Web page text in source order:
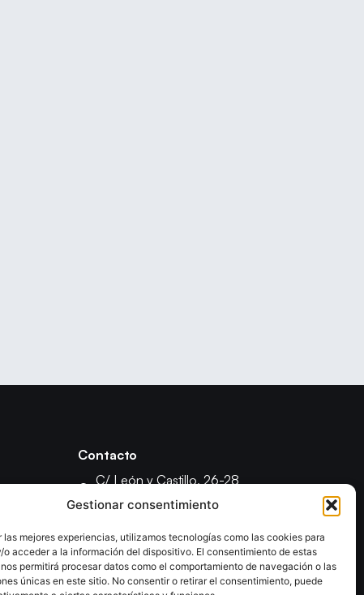
Gestionar consentimiento
las mejores experiencias, utilizamos tecnologías como las cookies para
o acceder a la información del dispositivo. El consentimiento de estas
permitirá procesar datos como el comportamiento de navegación o las
únicas en este sitio. No consentir o retirar el consentimiento, puede
Contacto
C/ León y Castillo, 26-28
35003 - Las Palmas de Gran Canaria
formacionfecanbm@gmail.com